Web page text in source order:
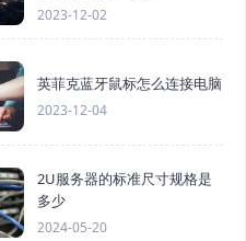
2023-12-02
英菲克蓝牙鼠标怎么连接电脑
2023-12-04
2U服务器的标准尺寸规格是
多少
2024-05-20